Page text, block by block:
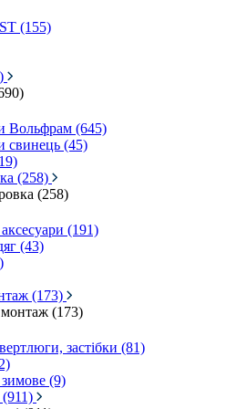
(155)
(645)
(45)
(258)
(258)
(191)
(43)
(173)
(173)
застібки (81)
(9)